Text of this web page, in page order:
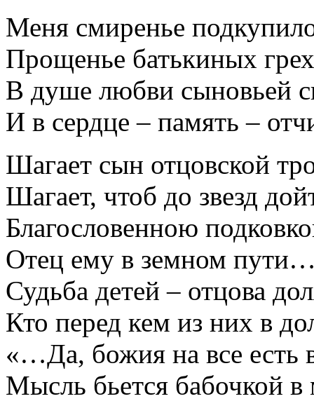
Меня смиренье
Прощенье батькиных
В душе любви сыновьей
И в сердце – память –
Шагает сын отцовской
Шагает, чтоб до звезд
Благословенною
Отец ему в земном
Судьба детей – отцова
Кто перед кем из них в
«…Да, божия на все есть
Мысль бьется бабочкой